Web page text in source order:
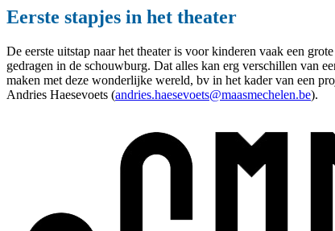
Eerste stapjes in het theater
De eerste uitstap naar het theater is voor kinderen vaak een
gedragen in de schouwburg. Dat alles kan erg verschillen van
maken met deze wonderlijke wereld, bv in het kader van een
Andries Haesevoets (andries.haesevoets@maasmechelen.be).